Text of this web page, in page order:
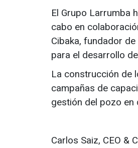
El Grupo Larrumba
cabo en
Cibaka, fundador
para el desarrollo
La construcción de
campañas de
gestión del pozo en
Carlos Saiz, CEO &